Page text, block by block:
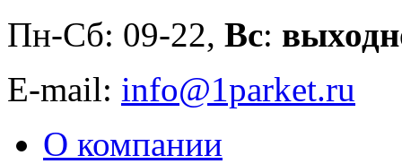
Пн-Сб: 09-22, Вс:
E-mail: info@1parket.ru
О компании